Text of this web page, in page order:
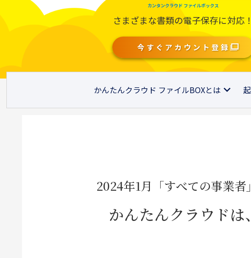
カンタンクラウド ファイルボックス
さまざまな書類の電子保存に対応！
今すぐアカウント登録
かんたんクラウド ファイルBOXとは
2024年1月「すべての事業者
かんたんクラウド